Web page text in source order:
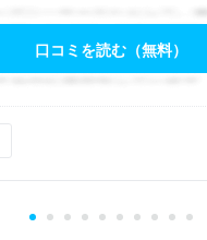
口コミを読む（無料）